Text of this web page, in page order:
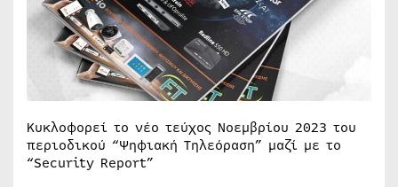
Κυκλοφορεί το νέο τεύχος Νοεμβρίου 2023 του
περιοδικού “Ψηφιακή Τηλεόραση” μαζί με το
“Security Report”